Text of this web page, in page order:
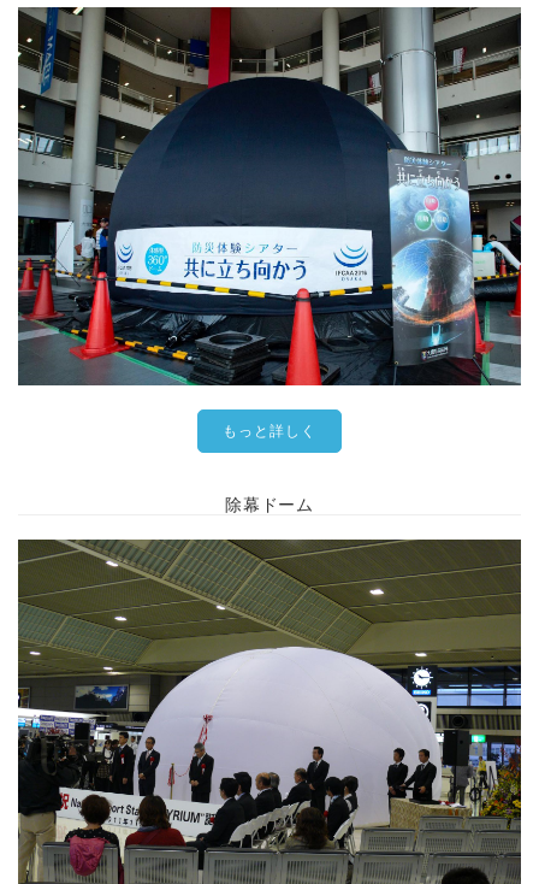
もっと詳しく
除幕ドーム